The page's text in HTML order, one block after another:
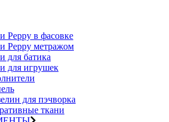
Peppy в фасовке
Peppy метражом
для батика
для игрушек
для пэчворка
ткани